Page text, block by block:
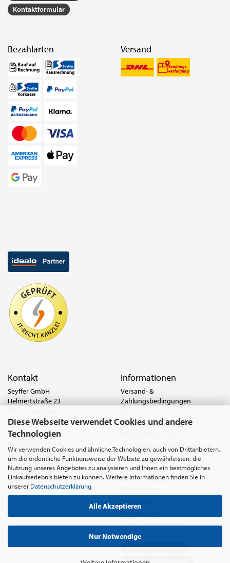
Diese Webseite verwendet Cookies und andere
Technologien
Wir verwenden Cookies und ähnliche Technologien, auch von Drittanbietern,
um die ordentliche Funktionsweise der Website zu gewährleisten, die
Nutzung unseres Angebotes zu analysieren und Ihnen ein bestmögliches
Einkaufserlebnis bieten zu können. Weitere Informationen finden Sie in
unserer Datenschutzerklärung.
Alle Akzeptieren
Nur Notwendige
Kontaktformular
Bezahlarten Versand
Kontakt
Seyffer GmbH
Helmertstraße 23
Deutschland
Tel.:0621 8779-555
anfrage@seyffer.shop
www.seyffer-gmbh.de
Informationen
Versand- &
Zahlungsbedingungen
Widerrufsrecht & Muster-
Privatsphäre und Datenschutz
Batterie- & Recyclinghinweis
Abfallvermeidung und
Bewirtschaftung von
Cookie Einstellungen
Vertrag widerrufen